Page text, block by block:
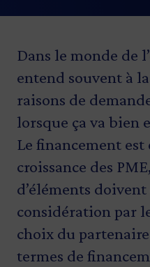
Dans le monde de
entend souvent à
raisons de
lorsque ça va bien
Le financement
croissance des
d’éléments
considération par
choix du
termes de